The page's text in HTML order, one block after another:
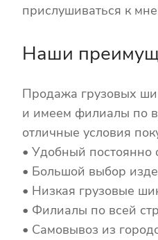
прислушиваться к
Наши
Продажа грузовых
и имеем филиалы по
отличные условия
• Удобный постоянно
• Большой выбор
• Низкая грузовые
• Филиалы по всей
• Самовывоз из